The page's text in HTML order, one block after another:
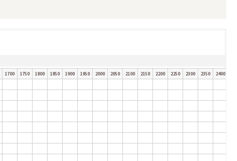
1700 1750 1800 1850 1900 1950 2000 2050 2100 2150 2200 2250 2300 2350
2400